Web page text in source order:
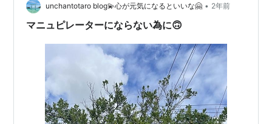
unchantotaro blog💫心が元気になるといいな🤗 • 2年前
マニュピレーターにならない為に🙃